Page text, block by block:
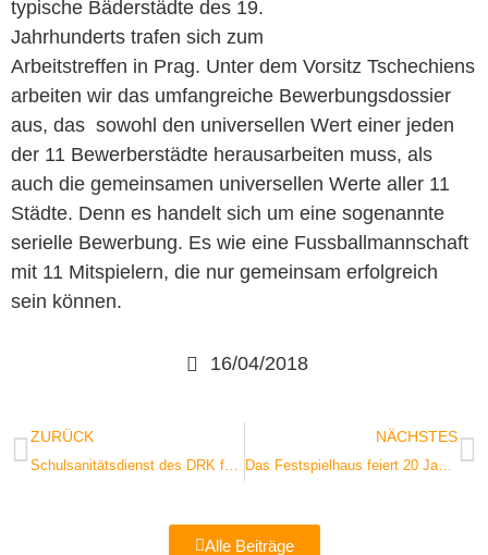
typische Bäderstädte des 19.
Jahrhunderts trafen sich zum
Arbeitstreffen in Prag. Unter dem Vorsitz Tschechiens
arbeiten wir das umfangreiche Bewerbungsdossier
aus, das sowohl den universellen Wert einer jeden
der 11 Bewerberstädte herausarbeiten muss, als
auch die gemeinsamen universellen Werte aller 11
Städte. Denn es handelt sich um eine sogenannte
serielle Bewerbung. Es wie eine Fussballmannschaft
mit 11 Mitspielern, die nur gemeinsam erfolgreich
sein können.
16/04/2018
ZURÜCK
Schulsanitätsdienst des DRK fördert Schüler
NÄCHSTES
Das Festspielhaus feiert 20 Jahre Jubiläum
Alle Beiträge